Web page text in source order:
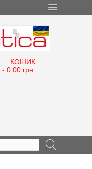
КОШИК
- 0.00 грн.